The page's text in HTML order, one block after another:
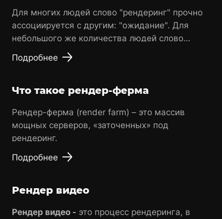
Для многих людей слово "рендеринг" прочно
ассоциируется с другим: "ожидание". Для
небольшого же количества людей слово
"рендеринг" означает комплекс
математических операций с широким
Подробнее
Что такое рендер-ферма
Рендер-ферма (render farm) – это массив
мощных серверов, «заточенных» под
рендеринг.
Подробнее
Рендер видео
Рендер видео - это процесс рендеринга, в